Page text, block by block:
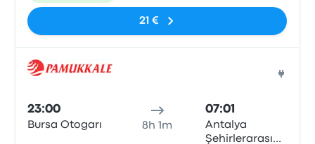
21 €
23:00
Bursa Otogarı 8h 1m
07:01
Antalya
Şehirlerarası